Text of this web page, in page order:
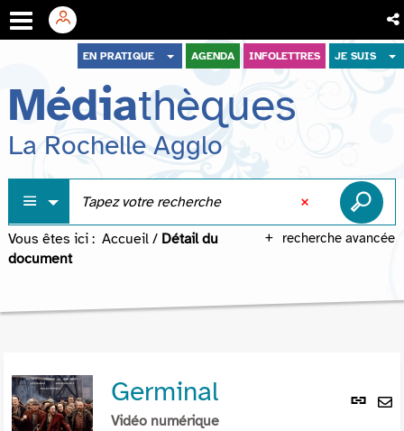
menu
contenu
recherche
EN PRATIQUE AGENDA INFOLETTRES JE SUIS
Médiathèques
La Rochelle Agglo
recherche avancée
Vous êtes ici : Accueil / Détail du
document
Lien
Germinal
Vidéo numérique